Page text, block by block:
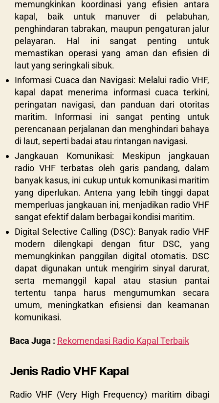
memungkinkan koordinasi yang efisien antara
kapal, baik untuk manuver di pelabuhan,
penghindaran tabrakan, maupun pengaturan jalur
pelayaran. Hal ini sangat penting untuk
memastikan operasi yang aman dan efisien di
laut yang seringkali sibuk.
Informasi Cuaca dan Navigasi: Melalui radio VHF,
kapal dapat menerima informasi cuaca terkini,
peringatan navigasi, dan panduan dari otoritas
maritim. Informasi ini sangat penting untuk
perencanaan perjalanan dan menghindari bahaya
di laut, seperti badai atau rintangan navigasi.
Jangkauan Komunikasi: Meskipun jangkauan
radio VHF terbatas oleh garis pandang, dalam
banyak kasus, ini cukup untuk komunikasi maritim
yang diperlukan. Antena yang lebih tinggi dapat
memperluas jangkauan ini, menjadikan radio VHF
sangat efektif dalam berbagai kondisi maritim.
Digital Selective Calling (DSC): Banyak radio VHF
modern dilengkapi dengan fitur DSC, yang
memungkinkan panggilan digital otomatis. DSC
dapat digunakan untuk mengirim sinyal darurat,
serta memanggil kapal atau stasiun pantai
tertentu tanpa harus mengumumkan secara
umum, meningkatkan efisiensi dan keamanan
komunikasi.
Baca Juga : Rekomendasi Radio Kapal Terbaik
Jenis Radio VHF Kapal
Radio VHF (Very High Frequency) maritim dibagi